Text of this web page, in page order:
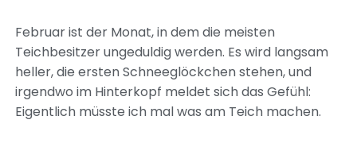
Februar ist der Monat, in dem die meisten
Teichbesitzer ungeduldig werden. Es wird langsam
heller, die ersten Schneeglöckchen stehen, und
irgendwo im Hinterkopf meldet sich das Gefühl:
Eigentlich müsste ich mal was am Teich machen.